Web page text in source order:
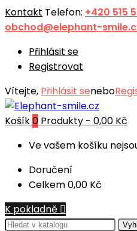
Kontakt Telefon: +420 515
obchod@elephant-
Přihlásit se
Registrovat
Vítejte, Přihlásit senebo
Košík0 Produkty - 0,00 Kč
Ve vašem košíku
Doručení
Celkem0,00 Kč
K pokladně 